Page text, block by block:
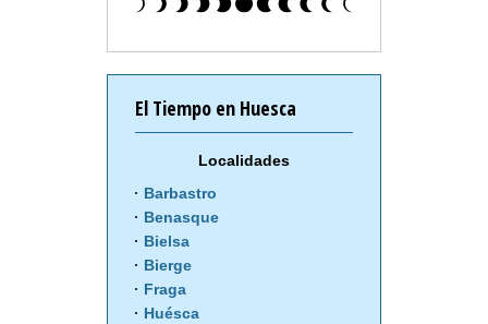
El Tiempo en Huesca
Localidades
Barbastro
Benasque
Bielsa
Bierge
Fraga
Huésca